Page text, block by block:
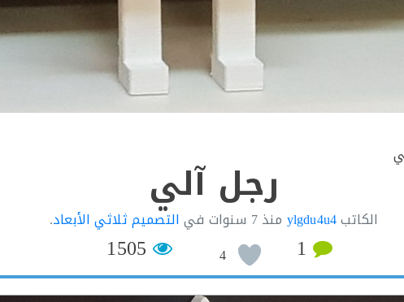
رجل آلي
الكاتبylgdu4u4 منذ7 سنوات فيالتصميم ثلاثي الأبعاد.
1
4
1505